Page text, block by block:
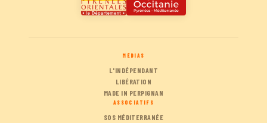
MÉDIAS
L'INDÉPENDANT
LIBÉRATION
MADE IN PERPIGNAN
ASSOCIATIFS
SOS MÉDITERRANÉE